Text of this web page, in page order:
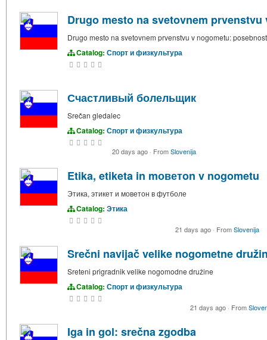
Drugo mesto na svetovnem
Drugo mesto na svetovnem prvenstvu v nogometu:
Catalog: Спорт и физкультура
Счастливый болельщик
Srečan gledalec
Catalog: Спорт и физкультура
20 days ago · FromSlovenija
Etika, etiketa in mоветon v nogometu
Этика, этикет и моветон в футболе
Catalog: Этика
21 days ago · FromSlovenija
Srečni navijač velike nogometne
Sreteni prigradnik velike nogomodne družine
Catalog: Спорт и физкультура
21 days ago · From
Iga in gol: srečna zgodba